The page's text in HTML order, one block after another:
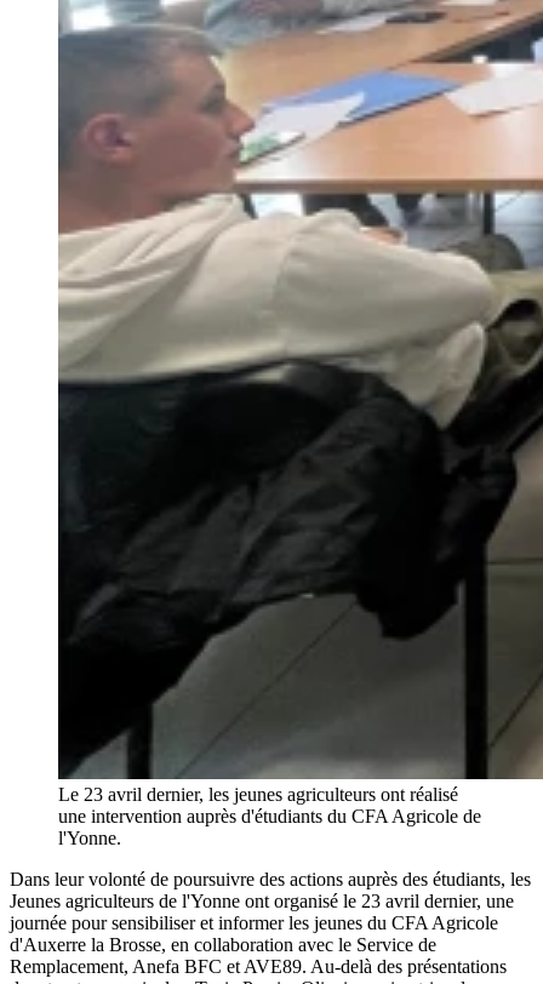
Le 23 avril dernier, les jeunes agriculteurs ont réalisé
une intervention auprès d'étudiants du CFA Agricole de
l'Yonne.
Dans leur volonté de poursuivre des actions auprès des étudiants, les
Jeunes agriculteurs de l'Yonne ont organisé le 23 avril dernier, une
journée pour sensibiliser et informer les jeunes du CFA Agricole
d'Auxerre la Brosse, en collaboration avec le Service de
Remplacement, Anefa BFC et AVE89. Au-delà des présentations